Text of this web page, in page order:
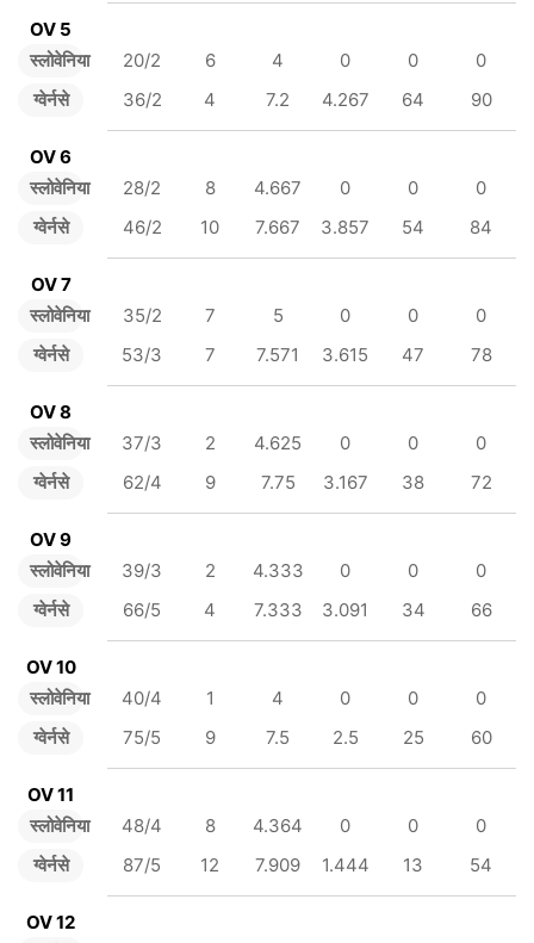
OV 5
स्लोवेनिया
ग्वेर्नसे
20/2 6 4 0 0
0
36/2
4 7.2 4.267 64 90
OV 6
स्लोवेनिया
ग्वेर्नसे
28/2 8 4.667 0 0
0
46/2
10 7.667 3.857 54 84
OV 7
स्लोवेनिया
ग्वेर्नसे
35/2 7 5 0 0
0
53/3
7 7.571 3.615 47 78
OV 8
स्लोवेनिया
ग्वेर्नसे
37/3 2 4.625 0 0
0
62/4
9 7.75 3.167 38 72
OV 9
स्लोवेनिया
ग्वेर्नसे
39/3 2 4.333 0 0
0
66/5
4 7.333 3.091 34 66
OV 10
स्लोवेनिया
ग्वेर्नसे
40/4 1 4 0 0
0
75/5
9 7.5 2.5 25 60
OV 11
स्लोवेनिया
ग्वेर्नसे
48/4 8 4.364 0 0
0
87/5
12 7.909 1.444 13 54
OV 12